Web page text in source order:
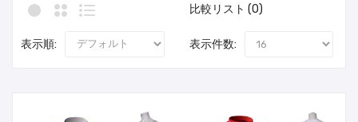
比較リスト (0)
表示順: 表示件数: